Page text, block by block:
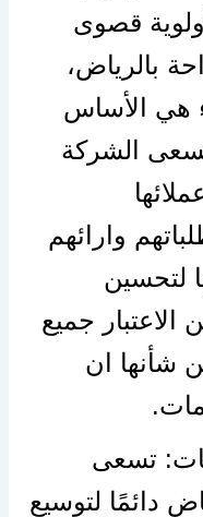
قصوى
بالرياض،
هي الأساس
الشركة
وارائهم
لتحسين
الاعتبار جميع
شأنها ان
تسعى
دائمًا لتوسيع